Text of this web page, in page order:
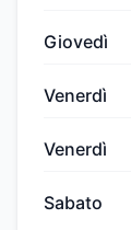
Giovedì
Venerdì
Venerdì
Sabato